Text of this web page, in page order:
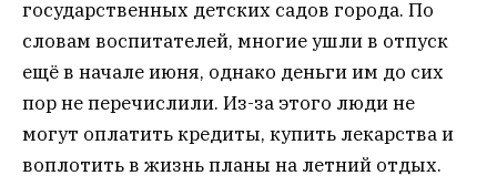
государственных детских садов города. По
словам воспитателей, многие ушли в отпуск
ещё в начале июня, однако деньги им до сих
пор не перечислили. Из-за этого люди не
могут оплатить кредиты, купить лекарства и
воплотить в жизнь планы на летний отдых.